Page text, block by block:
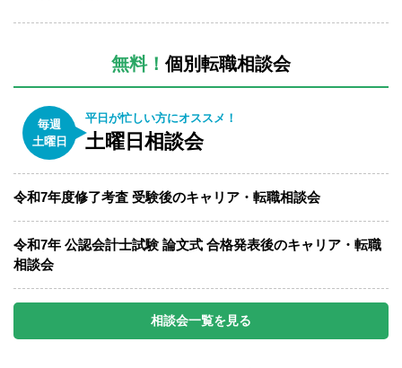
無料！ 個別転職相談会
毎週
土曜日
平日が忙しい方にオススメ！
土曜日相談会
令和7年度修了考査 受験後のキャリア・転職相談会
令和7年 公認会計士試験 論文式 合格発表後のキャリア・転職
相談会
相談会一覧を見る